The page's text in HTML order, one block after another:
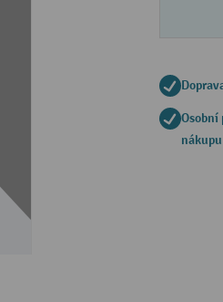
Osobní
nákupu